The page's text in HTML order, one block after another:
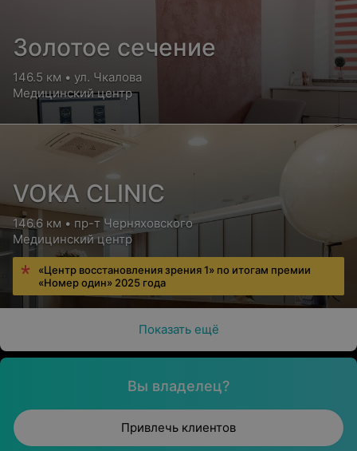
Золотое сечение
146.5 км • ул. Чкалова
Медицинский центр
VOKA CLINIC
146.6 км • пр-т Черняховского
Медицинский центр
«Центр восстановления зрения 1» по итогам премии
«Номер один» 2025 года
Показать ещё
Вы владелец?
Привлечь клиентов